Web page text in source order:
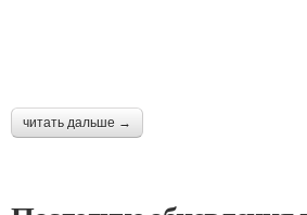
читать дальше →